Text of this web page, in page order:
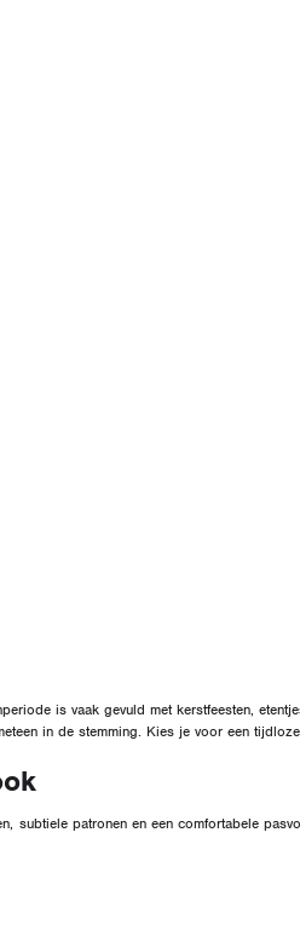
is vaak gevuld met kerstfeesten,
in de stemming. Kies je voor een
patronen en een comfortabele